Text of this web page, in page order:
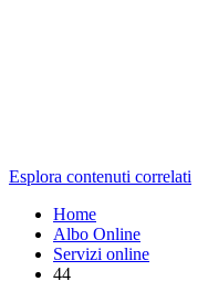
Esplora contenuti correlati
Home
Albo Online
Servizi online
44